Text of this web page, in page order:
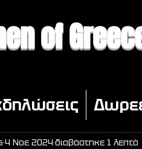
of
4 Νοε 2024 διαβάστηκε 1 λεπτά